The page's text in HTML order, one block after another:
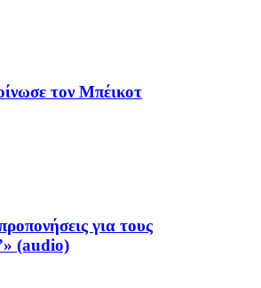
τον Μπέικοτ
για τους
(audio)